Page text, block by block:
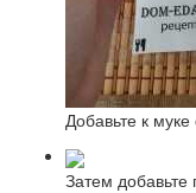
Добавьте к муке
Затем